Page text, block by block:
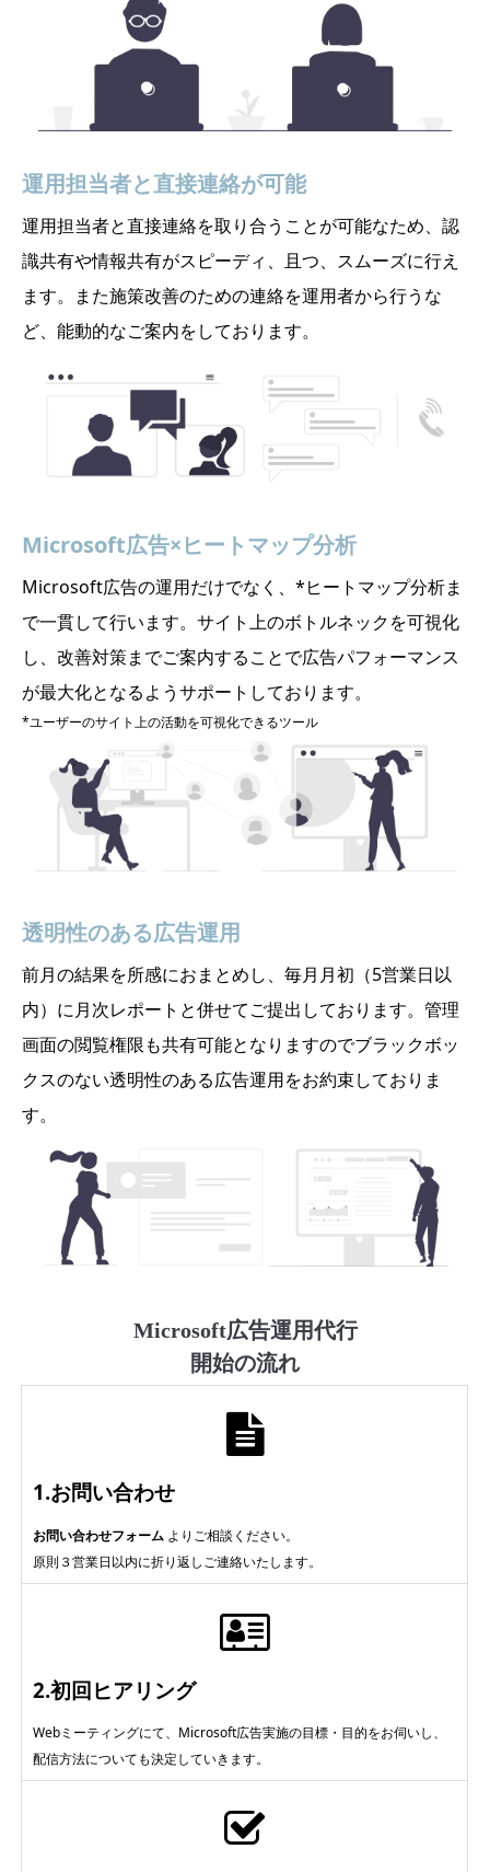
運用担当者と直接連絡が可能
運用担当者と直接連絡を取り合うことが可能なため、認
識共有や情報共有がスピーディ、且つ、スムーズに行え
ます。また施策改善のための連絡を運用者から行うな
ど、能動的なご案内をしております。
Microsoft広告×ヒートマップ分析
Microsoft広告の運用だけでなく、*ヒートマップ分析ま
で一貫して行います。サイト上のボトルネックを可視化
し、改善対策までご案内することで広告パフォーマンス
が最大化となるようサポートしております。
*ユーザーのサイト上の活動を可視化できるツール
透明性のある広告運用
前月の結果を所感におまとめし、毎月月初（5営業日以
内）に月次レポートと併せてご提出しております。管理
画面の閲覧権限も共有可能となりますのでブラックボッ
クスのない透明性のある広告運用をお約束しておりま
す。
Microsoft広告運用代行
開始の流れ
1.お問い合わせ
お問い合わせフォーム よりご相談ください。
原則３営業日以内に折り返しご連絡いたします。
2.初回ヒアリング
Webミーティングにて、Microsoft広告実施の目標・目的をお伺いし、
配信方法についても決定していきます。